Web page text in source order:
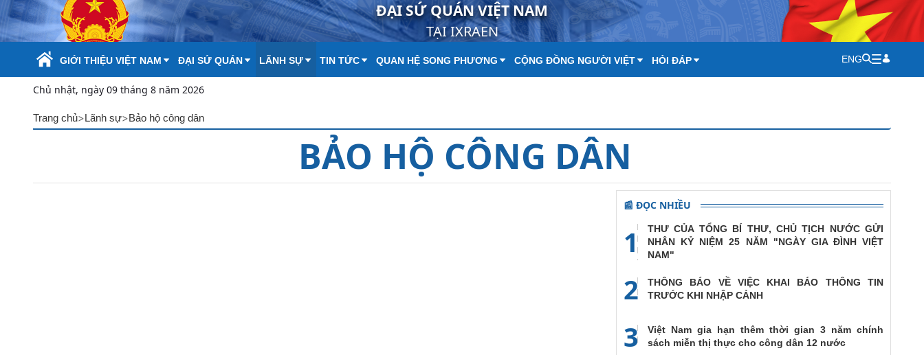
Skip to Main Content ĐẠI SỨ QUÁN VIỆT NAM
TẠI IXRAEN
GIỚI THIỆU VIỆT NAM ĐẠI SỨ QUÁN LÃNH SỰ TIN TỨC QUAN HỆ SONG PHƯƠNG CỘNG ĐỒNG NGƯỜI VIỆT HỎI ĐÁP ENG
Chủ nhật, ngày 09 tháng 8 năm 2026
Trang chủ>Lãnh sự>Bảo hộ công dân
BẢO HỘ CÔNG DÂN
📰 ĐỌC NHIỀU
1
THƯ CỦA TỔNG BÍ THƯ, CHỦ TỊCH NƯỚC GỬI
NHÂN KỶ NIỆM 25 NĂM "NGÀY GIA ĐÌNH VIỆT
NAM"
2
THÔNG BÁO VỀ VIỆC KHAI BÁO THÔNG TIN
TRƯỚC KHI NHẬP CẢNH
3
Việt Nam gia hạn thêm thời gian 3 năm chính
sách miễn thị thực cho công dân 12 nước